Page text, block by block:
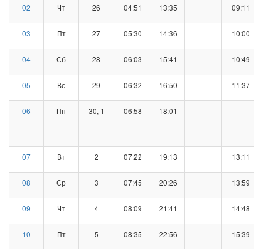
02 Чт 26 04:51 13:35 09:11
03 Пт 27 05:30 14:36 10:00
04 Сб 28 06:03 15:41 10:49
05 Вс 29 06:32 16:50 11:37
06 Пн 30, 1 06:58 18:01
07 Вт 2 07:22 19:13 13:11
08 Ср 3 07:45 20:26 13:59
09 Чт 4 08:09 21:41 14:48
10 Пт 5 08:35 22:56 15:39